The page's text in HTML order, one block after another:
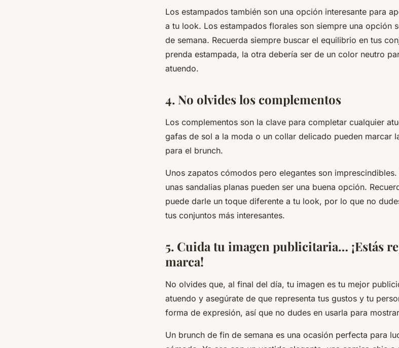
Los estampados también son una opción interesante para
a tu look. Los estampados florales son siempre una opción
de semana. Recuerda siempre buscar el equilibrio en tus
prenda estampada, la otra debería ser de un color neutro
atuendo.
4. No olvides los complementos
Los complementos son la clave para completar cualquier
gafas de sol a la moda o un collar delicado pueden marcar
para el brunch.
Unos zapatos cómodos pero elegantes son
unas sandalias planas pueden ser una buena opción.
puede darle un toque diferente a tu look, por lo que no
tus conjuntos más interesantes.
5. Cuida tu imagen publicitaria… ¡Estás
marca!
No olvides que, al final del día, tu imagen es tu mejor
atuendo y asegúrate de que representa tus gustos y tu
forma de expresión, así que no dudes en usarla para
Un brunch de fin de semana es una ocasión perfecta para